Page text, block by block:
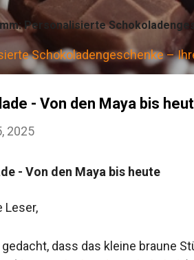
Personalisierte
Schokoladengeschenke –
- Von den Maya bis
2025
- Von den Maya bis heute
Leser,
dass das kleine braune